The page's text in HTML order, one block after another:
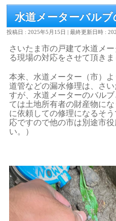
水道メーターバルブ
投稿日 : 2025年5月15日 最終更新日時 :
さいたま市の戸建て水道メ
る現場の対応をさせて頂きま
本来、水道メーター（市）
道管などの漏水修理は、さ
すが、水道メーターのバル
ては土地所有者の財産物に
に依頼しての修理になるそ
応ですので他の市は別途市
い。）